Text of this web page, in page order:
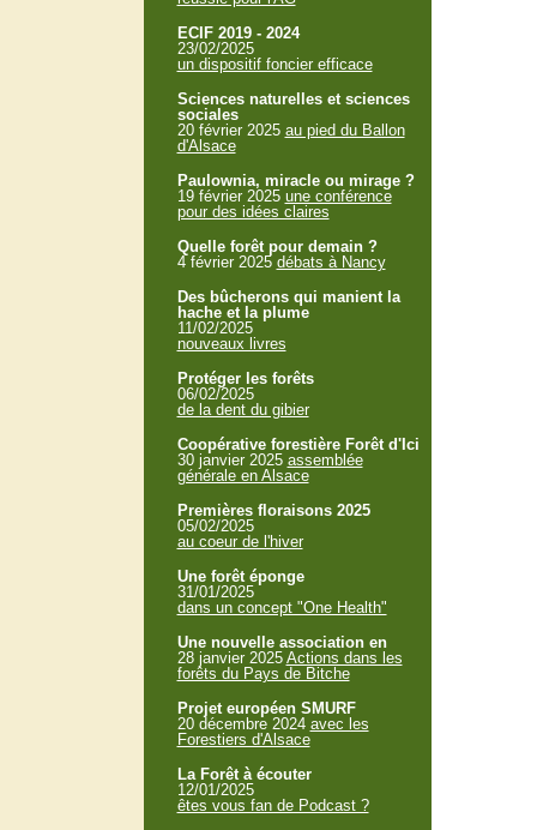
ECIF 2019 - 2024
23/02/2025
un dispositif foncier efficace
Sciences naturelles et sciences
sociales
20 février 2025 au pied du Ballon
d'Alsace
Paulownia, miracle ou mirage ?
19 février 2025 une conférence
pour des idées claires
Quelle forêt pour demain ?
4 février 2025 débats à Nancy
Des bûcherons qui manient la
hache et la plume
11/02/2025
nouveaux livres
Protéger les forêts
06/02/2025
de la dent du gibier
Coopérative forestière Forêt d'Ici
30 janvier 2025 assemblée
générale en Alsace
Premières floraisons 2025
05/02/2025
au coeur de l'hiver
Une forêt éponge
31/01/2025
dans un concept "One Health"
Une nouvelle association en
28 janvier 2025 Actions dans les
forêts du Pays de Bitche
Projet européen SMURF
20 décembre 2024 avec les
Forestiers d'Alsace
La Forêt à écouter
12/01/2025
êtes vous fan de Podcast ?